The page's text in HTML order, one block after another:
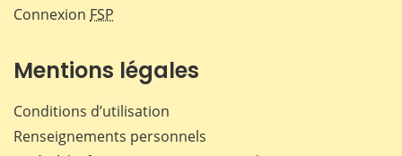
Connexion FSP
Mentions légales
Conditions d’utilisation
Renseignements personnels